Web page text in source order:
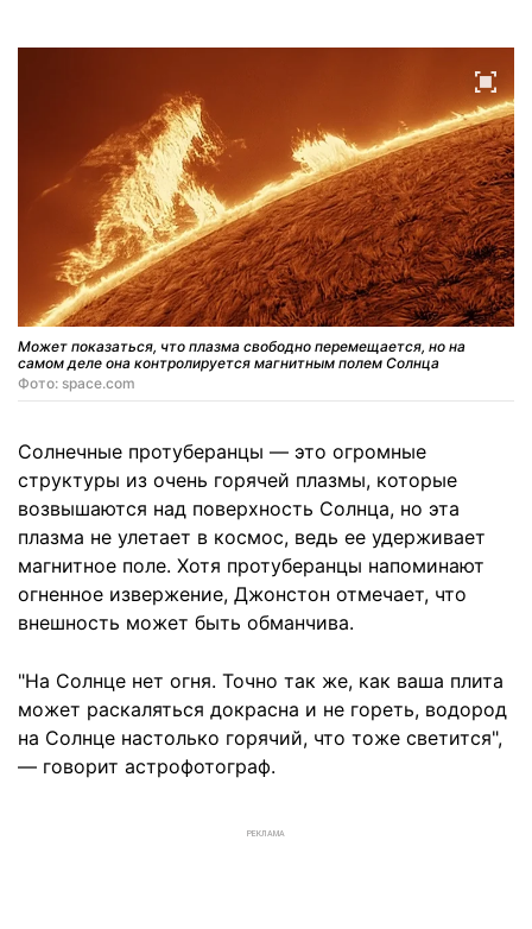
Может показаться, что плазма свободно перемещается, но на
самом деле она контролируется магнитным полем Солнца
Фото: space.com
Солнечные протуберанцы — это огромные
структуры из очень горячей плазмы, которые
возвышаются над поверхность Солнца, но эта
плазма не улетает в космос, ведь ее удерживает
магнитное поле. Хотя протуберанцы напоминают
огненное извержение, Джонстон отмечает, что
внешность может быть обманчива.
"На Солнце нет огня. Точно так же, как ваша плита
может раскаляться докрасна и не гореть, водород
на Солнце настолько горячий, что тоже светится",
— говорит астрофотограф.
РЕКЛАМА